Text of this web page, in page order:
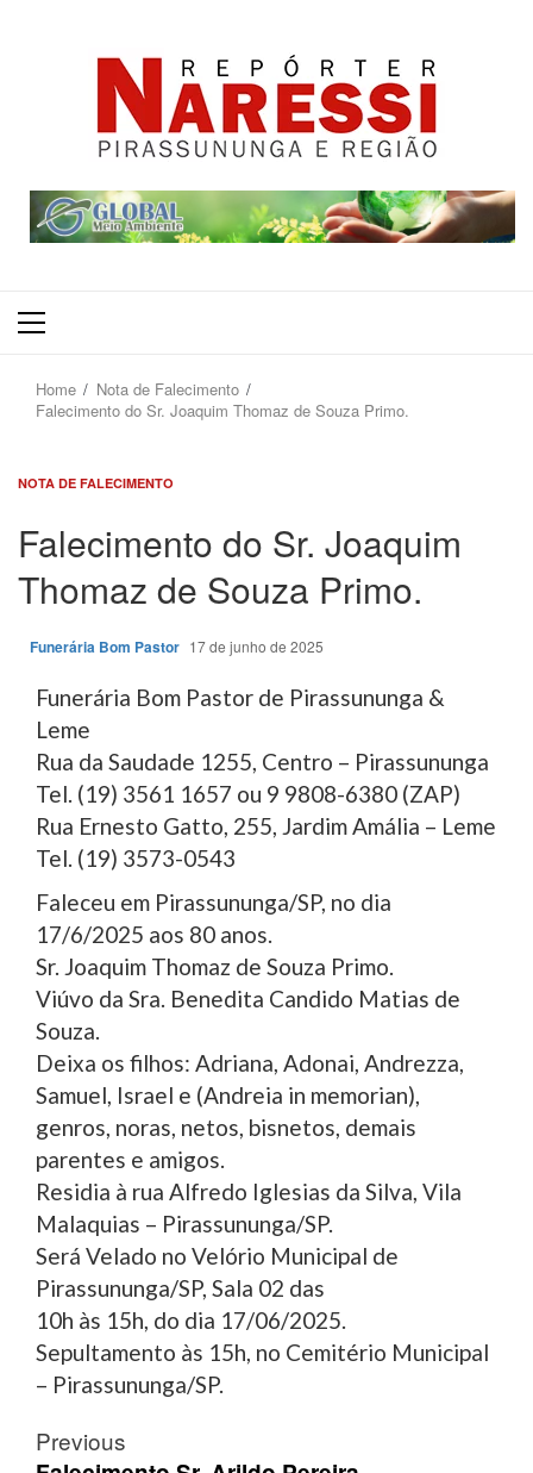
Primary
Home
Nota de Falecimento
Falecimento do Sr. Joaquim Thomaz de Souza Primo.
NOTA DE FALECIMENTO
Falecimento do Sr. Joaquim
Thomaz de Souza Primo.
Funerária Bom Pastor 17 de junho de 2025
Funerária Bom Pastor de Pirassununga &
Leme
Rua da Saudade 1255, Centro – Pirassununga
Tel. (19) 3561 1657 ou 9 9808-6380 (ZAP)
Rua Ernesto Gatto, 255, Jardim Amália – Leme
Tel. (19) 3573-0543
Faleceu em Pirassununga/SP, no dia
17/6/2025 aos 80 anos.
Sr. Joaquim Thomaz de Souza Primo.
Viúvo da Sra. Benedita Candido Matias de
Souza.
Deixa os filhos: Adriana, Adonai, Andrezza,
Samuel, Israel e (Andreia in memorian),
genros, noras, netos, bisnetos, demais
parentes e amigos.
Residia à rua Alfredo Iglesias da Silva, Vila
Malaquias – Pirassununga/SP.
Será Velado no Velório Municipal de
Pirassununga/SP, Sala 02 das
10h às 15h, do dia 17/06/2025.
Sepultamento às 15h, no Cemitério Municipal
– Pirassununga/SP.
Post
Previous